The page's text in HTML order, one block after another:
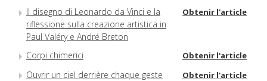
Il disegno di Leonardo da Vinci e la
riflessione sulla creazione artistica in
Paul Valéry e André Breton
Obtenir l'article
Corpi chimerici Obtenir l'article
Ouvrir un ciel derrière chaque geste Obtenir l'article